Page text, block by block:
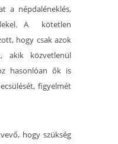
a népdaléneklés,
A kötetlen
hogy csak azok
akik közvetlenül
hasonlóan ők is
figyelmét
hogy szükség